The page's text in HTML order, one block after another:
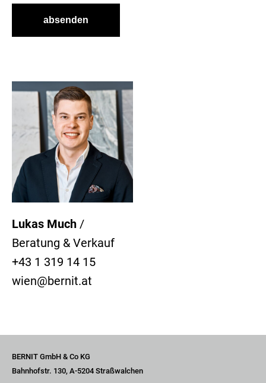
Lukas Much /
Beratung & Verkauf
+43 1 319 14 15
wien@bernit.at
absenden
BERNIT GmbH & Co KG
Bahnhofstr. 130, A-5204 Straßwalchen